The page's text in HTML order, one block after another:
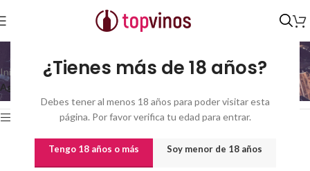
¿Tienes más de 18 años?
Debes tener al menos 18 años para poder visitar esta
página. Por favor verifica tu edad para entrar.
Tengo 18 años o más Soy menor de 18 años
Aguardientes y Orujos
Inicio Destilados y licores
Aguardientes y Orujos
Mostrando 1–21 de 37
Show sidebar